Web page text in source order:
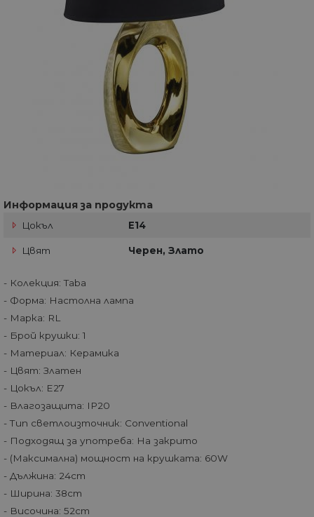
Информация за продукта
Цокъл E14
Цвят Черен, Злато
- Колекция: Taba
- Форма: Настолна лампа
- Марка: RL
- Брой крушки: 1
- Материал: Керамика
- Цвят: Златен
- Цокъл: E27
- Влагозащита: IP20
- Тип светлоизточник: Conventional
- Подходящ за употреба: На закрито
- (Максимална) мощност на крушката: 60W
- Дължина: 24cm
- Ширина: 38cm
- Височина: 52cm